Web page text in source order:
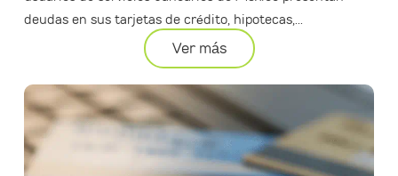
deudas en sus tarjetas de crédito, hipotecas,...
Ver más